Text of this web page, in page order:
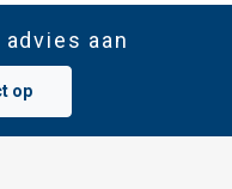
aan
op